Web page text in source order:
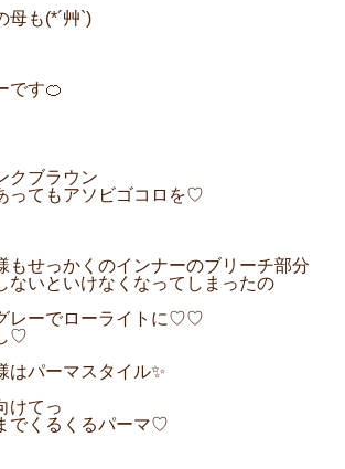
母も(*´艸`)
です🍊
クブラウン
ってもアソビゴコロを♡
もせっかくのインナーのブリーチ部分
ないといけなくなってしまったの
レーでローライトに♡♡
♡
はパーマスタイル✨
けてっ
でくるくるパーマ♡